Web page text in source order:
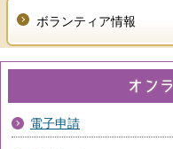
ボランティア情報
電子申請